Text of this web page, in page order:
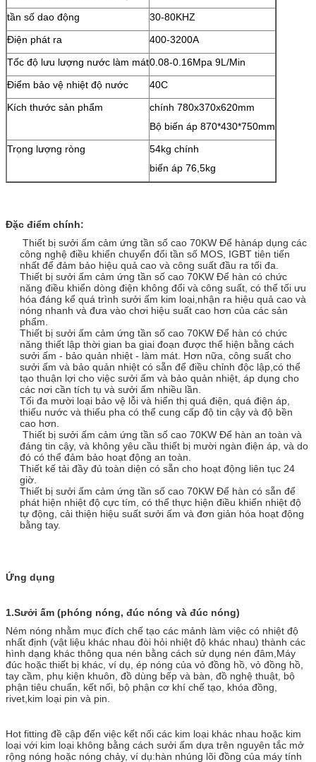
tần số dao động
30-80KHZ
Điện phát ra
400-3200A
Tốc độ lưu lượng nước làm mát0.08-0.16Mpa 9L/Min
Điểm bảo vệ nhiệt độ nước
40C
Kích thước sản phẩm
chính 780x370x620mm
Bộ biến áp 870*430*750mm
Trọng lượng ròng
54kg chính
biến áp 76,5kg
Đặc điểm chính:
Thiết bị sưởi ấm cảm ứng tần số cao 70KW Để hànáp dụng các
công nghệ điều khiển chuyển đổi tần số MOS, IGBT tiên tiến
nhất để đảm bảo hiệu quả cao và công suất đầu ra tối đa.
Thiết bị sưởi ấm cảm ứng tần số cao 70KW Để hàn có chức
năng điều khiển dòng điện không đổi và công suất, có thể tối ưu
hóa đáng kể quá trình sưởi ấm kim loại,nhận ra hiệu quả cao và
nóng nhanh và đưa vào chơi hiệu suất cao hơn của các sản
phẩm.
Thiết bị sưởi ấm cảm ứng tần số cao 70KW Để hàn có chức
năng thiết lập thời gian ba giai đoạn được thể hiện bằng cách
sưởi ấm - bảo quản nhiệt - làm mát. Hơn nữa, công suất cho
sưởi ấm và bảo quản nhiệt có sẵn để điều chỉnh độc lập,có thể
tạo thuận lợi cho việc sưởi ấm và bảo quản nhiệt, áp dụng cho
các nơi cần tích tụ và sưởi ấm nhiều lần.
Tối đa mười loại bảo vệ lỗi và hiển thị quá điện, quá điện áp,
thiếu nước và thiếu pha có thể cung cấp độ tin cậy và độ bền
cao hơn.
Thiết bị sưởi ấm cảm ứng tần số cao 70KW Để hàn an toàn và
đáng tin cậy, và không yêu cầu thiết bị mười ngàn điện áp, và do
đó có thể đảm bảo hoạt động an toàn.
Thiết kế tải đầy đủ toàn diện có sẵn cho hoạt động liên tục 24
giờ.
Thiết bị sưởi ấm cảm ứng tần số cao 70KW Để hàn có sẵn để
phát hiện nhiệt độ cực tím, có thể thực hiện điều khiển nhiệt độ
tự động, cải thiện hiệu suất sưởi ấm và đơn giản hóa hoạt động
bằng tay.
Ứng dụng
1.Sưởi ấm (phóng nóng, đúc nóng và đúc nóng)
Ném nóng nhằm mục đích chế tạo các mảnh làm việc có nhiệt độ
nhất định (vật liệu khác nhau đòi hỏi nhiệt độ khác nhau) thành các
hình dạng khác thông qua nén bằng cách sử dụng nén đâm,Máy
đúc hoặc thiết bị khác, ví dụ, ép nóng của vỏ đồng hồ, vỏ đồng hồ,
tay cầm, phụ kiện khuôn, đồ dùng bếp và bàn, đồ nghệ thuật, bộ
phận tiêu chuẩn, kết nối, bộ phận cơ khí chế tạo, khóa đồng,
rivet,kim loại pin và pin.
Hot fitting đề cập đến việc kết nối các kim loại khác nhau hoặc kim
loại với kim loại không bằng cách sưởi ấm dựa trên nguyên tắc mở
rộng nóng hoặc nóng chảy, ví dụ:hàn nhúng lõi đồng của máy tính